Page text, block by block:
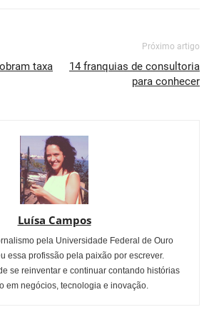
taxa
Próximo artigo
14 franquias de consultoria
para conhecer
Luísa Campos
pela Universidade Federal de Ouro
essa profissão pela paixão por escrever.
se reinventar e continuar contando histórias
em negócios, tecnologia e inovação.